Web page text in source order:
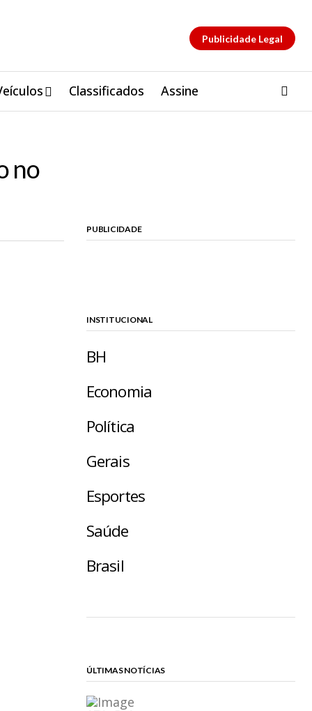
Publicidade Legal
Classificados Assine
no
PUBLICIDADE
INSTITUCIONAL
BH
Economia
Política
Gerais
Esportes
Saúde
Brasil
ÚLTIMAS NOTÍCIAS